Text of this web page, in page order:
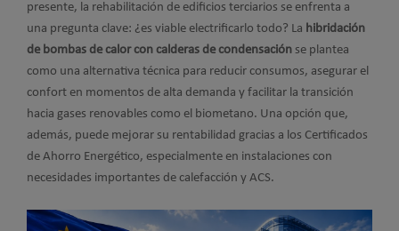
presente, la rehabilitación de edificios terciarios se enfrenta a
una pregunta clave: ¿es viable electrificarlo todo? La hibridación
de bombas de calor con calderas de condensación se plantea
como una alternativa técnica para reducir consumos, asegurar el
confort en momentos de alta demanda y facilitar la transición
hacia gases renovables como el biometano. Una opción que,
además, puede mejorar su rentabilidad gracias a los Certificados
de Ahorro Energético, especialmente en instalaciones con
necesidades importantes de calefacción y ACS.